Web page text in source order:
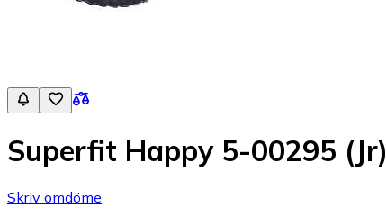
Superfit Happy 5-00295 (Jr)
Skriv omdöme